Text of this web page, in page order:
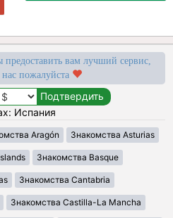
вам лучший сервис,
пожалуйста
Испания
Aragón Знакомства Asturias
Знакомства Basque
Знакомства Cantabria
Знакомства Castilla-La Mancha